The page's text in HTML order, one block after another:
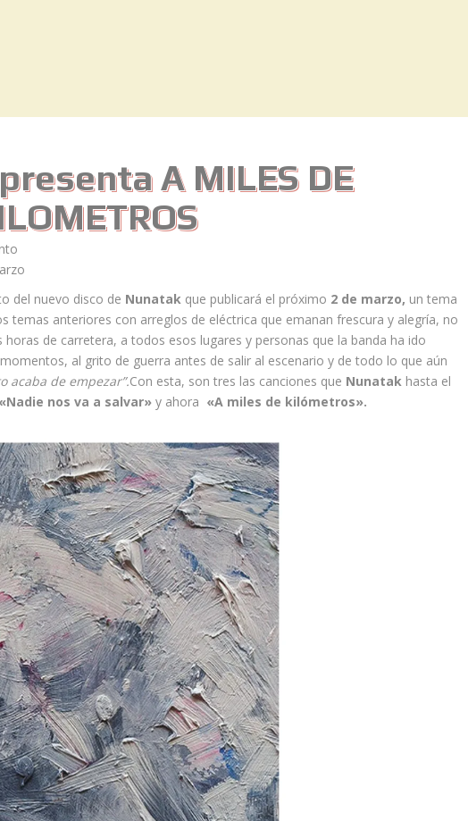
A MILES DE
del nuevo disco de Nunatak que publicará el próximo 2 de marzo, un tema
temas anteriores con arreglos de eléctrica que emanan frescura y alegría, no
de carretera, a todos esos lugares y personas que la banda ha ido
al grito de guerra antes de salir al escenario y de todo lo que aún
acaba de empezar”.Con esta, son tres las canciones que Nunatak hasta el
«Nadie nos va a salvar» y ahora «A miles de kilómetros».